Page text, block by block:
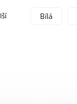
Bílá